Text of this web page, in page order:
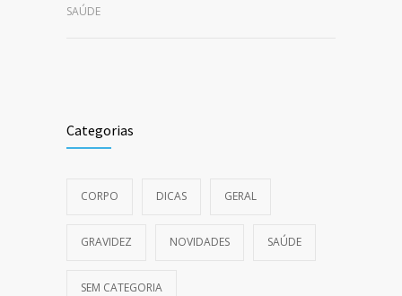
SAÚDE
Categorias
CORPO DICAS GERAL
GRAVIDEZ NOVIDADES SAÚDE
SEM CATEGORIA